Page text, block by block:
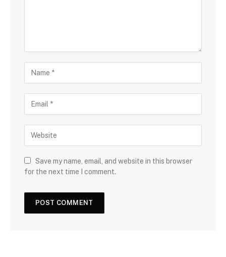
Save my name, email, and website in this browser
for the next time I comment.